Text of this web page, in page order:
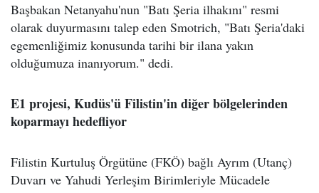
Başbakan Netanyahu'nun "Batı Şeria ilhakını" resmi
olarak duyurmasını talep eden Smotrich, "Batı Şeria'daki
egemenliğimiz konusunda tarihi bir ilana yakın
olduğumuza inanıyorum." dedi.
E1 projesi, Kudüs'ü Filistin'in diğer bölgelerinden
koparmayı hedefliyor
Filistin Kurtuluş Örgütüne (FKÖ) bağlı Ayrım (Utanç)
Duvarı ve Yahudi Yerleşim Birimleriyle Mücadele